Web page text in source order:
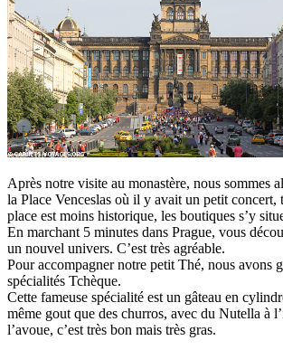
Après notre visite au monastère, nous sommes
la Place Venceslas où il y avait un petit concert,
place est moins historique, les boutiques s’y
En marchant 5 minutes dans Prague, vous
un nouvel univers. C’est très agréable.
Pour accompagner notre petit Thé, nous avons
spécialités Tchèque.
Cette fameuse spécialité est un gâteau en
même gout que des churros, avec du Nutella à
l’avoue, c’est très bon mais très gras.